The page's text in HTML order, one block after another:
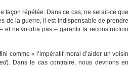
façon répétée. Dans ce cas, ne serait-ce que
de la guerre, il est indispensable de prendre
et ne voudra pas – garantir la reconstruction
comme « l’impératif moral d’aider un voisin
). Dans le cas contraire, nous devrions en